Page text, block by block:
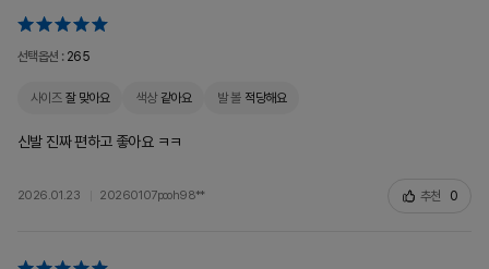
선택옵션 : 265
사이즈 잘 맞아요 색상 같아요 발 볼 적당해요
신발 진짜 편하고 좋아요 ㅋㅋ
2026.01.23 20260107pooh98** 추천 0